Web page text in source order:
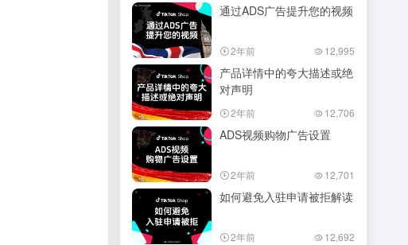
通过ADS广告提升您的视频
2年前 12,995
产品详情中的夸大描述或绝
对声明
2年前 12,706
ADS视频购物广告设置
2年前 12,701
如何避免入驻申请被拒解读
2年前 12,692